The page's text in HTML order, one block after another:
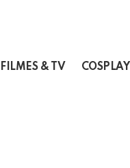
FILMES & TV COSPLAY